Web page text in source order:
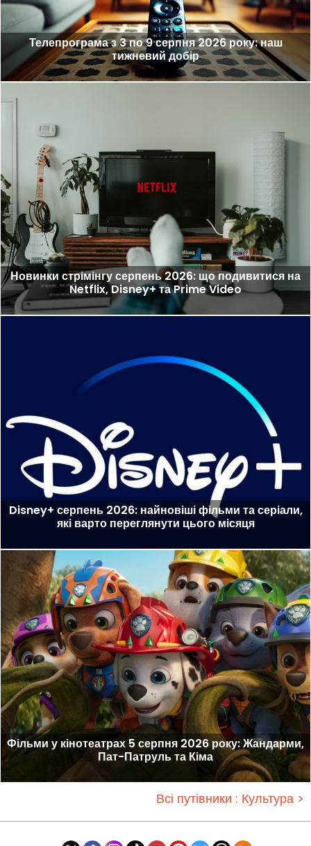
Телепрограма з 3 по 9 серпня 2026 року: наш
тижневий добір
Новинки стрімінгу серпень 2026: що подивитися на
Netflix, Disney+ та Prime Video
Disney+ серпень 2026: найновіші фільми та серіали,
які варто переглянути цього місяця
Фільми у кінотеатрах 5 серпня 2026 року: Жандарми,
Пат-Патруль та Кіма
Всі путівники : Культура >